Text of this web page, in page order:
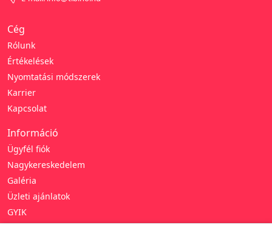
Cég
Rólunk
Értékelések
Nyomtatási módszerek
Karrier
Kapcsolat
Információ
Ügyfél fiók
Nagykereskedelem
Galéria
Üzleti ajánlatok
GYIK